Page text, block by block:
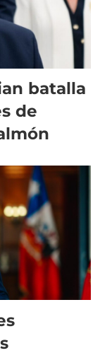
batalla
de